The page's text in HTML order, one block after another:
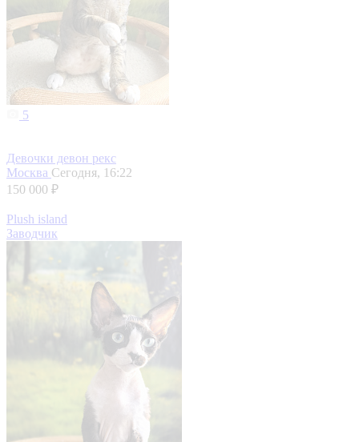
5
Девочки девон рекс
Москва Сегодня, 16:22
150 000 ₽
Plush island
Заводчик